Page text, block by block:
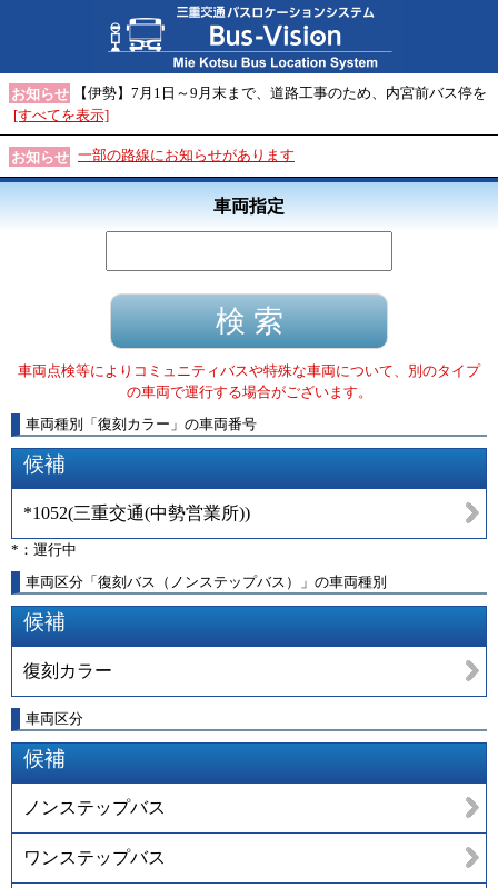
お知らせ
【伊勢】7月1日～9月末まで、道路工事のため、内宮前バス停を
[すべてを表示]
お知らせ 一部の路線にお知らせがあります
車両指定
車両点検等によりコミュニティバスや特殊な車両について、別のタイプ
の車両で運行する場合がございます。
車両種別
「 復刻カラー 」 の車両番号
候補
*1052(三重交通(中勢営業所))
*：運行中
車両区分「復刻バス（ノンステップバス）」の車両種別
候補
復刻カラー
車両区分
候補
ノンステップバス
ワンステップバス